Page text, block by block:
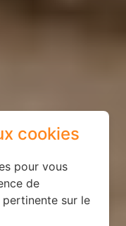
cookies
pour vous
de
sur le